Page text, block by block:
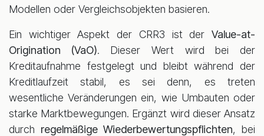
Modellen oder Vergleichsobjekten basieren.
Ein wichtiger Aspekt der CRR3 ist der Value-at-
Origination (VaO). Dieser Wert wird bei der
Kreditaufnahme festgelegt und bleibt während der
Kreditlaufzeit stabil, es sei denn, es treten
wesentliche Veränderungen ein, wie Umbauten oder
starke Marktbewegungen. Ergänzt wird dieser Ansatz
durch regelmäßige Wiederbewertungspflichten, bei